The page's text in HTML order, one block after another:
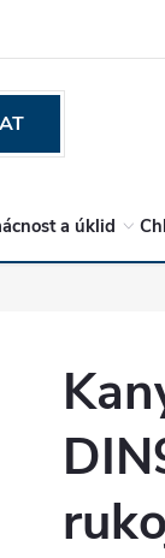
-jak zboží vrátit?
a úklid